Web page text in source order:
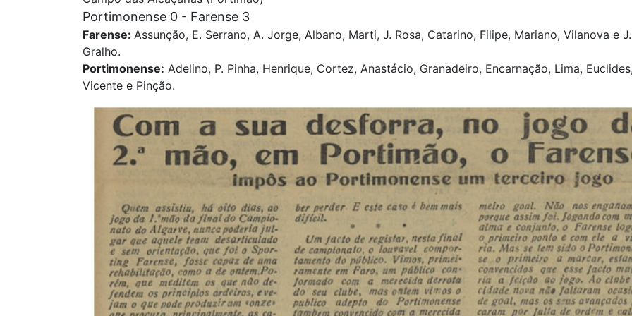
Portimonense 0 - Farense 3
Farense: Assunção, E. Serrano, A. Jorge, Albano, Marti, J. Rosa, Catarino, Filipe, Mariano, Vilanova e J.
Gralho.
Portimonense: Adelino, P. Pinha, Henrique, Cortez, Anastácio, Granadeiro, Encarnação, Lima,
Vicente e Pinção.